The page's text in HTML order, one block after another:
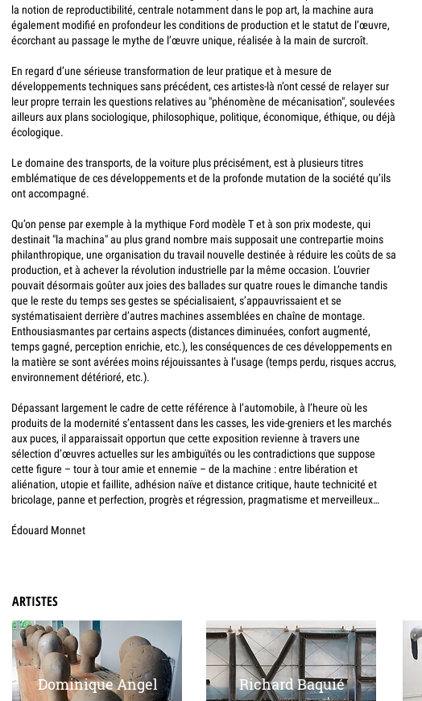
la notion de reproductibilité, centrale notamment dans le pop art, la machine aura
également modifié en profondeur les conditions de production et le statut de l’œuvre,
écorchant au passage le mythe de l’œuvre unique, réalisée à la main de surcroît.
En regard d’une sérieuse transformation de leur pratique et à mesure de
développements techniques sans précédent, ces artistes-là n’ont cessé de relayer sur
leur propre terrain les questions relatives au "phénomène de mécanisation", soulevées
ailleurs aux plans sociologique, philosophique, politique, économique, éthique, ou déjà
écologique.
Le domaine des transports, de la voiture plus précisément, est à plusieurs titres
emblématique de ces développements et de la profonde mutation de la société qu’ils
ont accompagné.
Qu’on pense par exemple à la mythique Ford modèle T et à son prix modeste, qui
destinait "la machina" au plus grand nombre mais supposait une contrepartie moins
philanthropique, une organisation du travail nouvelle destinée à réduire les coûts de sa
production, et à achever la révolution industrielle par la même occasion. L’ouvrier
pouvait désormais goûter aux joies des ballades sur quatre roues le dimanche tandis
que le reste du temps ses gestes se spécialisaient, s’appauvrissaient et se
systématisaient derrière d’autres machines assemblées en chaîne de montage.
Enthousiasmantes par certains aspects (distances diminuées, confort augmenté,
temps gagné, perception enrichie, etc.), les conséquences de ces développements en
la matière se sont avérées moins réjouissantes à l’usage (temps perdu, risques accrus,
environnement détérioré, etc.).
Dépassant largement le cadre de cette référence à l’automobile, à l’heure où les
produits de la modernité s’entassent dans les casses, les vide-greniers et les marchés
aux puces, il apparaissait opportun que cette exposition revienne à travers une
sélection d’œuvres actuelles sur les ambiguïtés ou les contradictions que suppose
cette figure – tour à tour amie et ennemie – de la machine : entre libération et
aliénation, utopie et faillite, adhésion naïve et distance critique, haute technicité et
bricolage, panne et perfection, progrès et régression, pragmatisme et merveilleux…
Édouard Monnet
ARTISTES
Dominique Angel Richard Baquié